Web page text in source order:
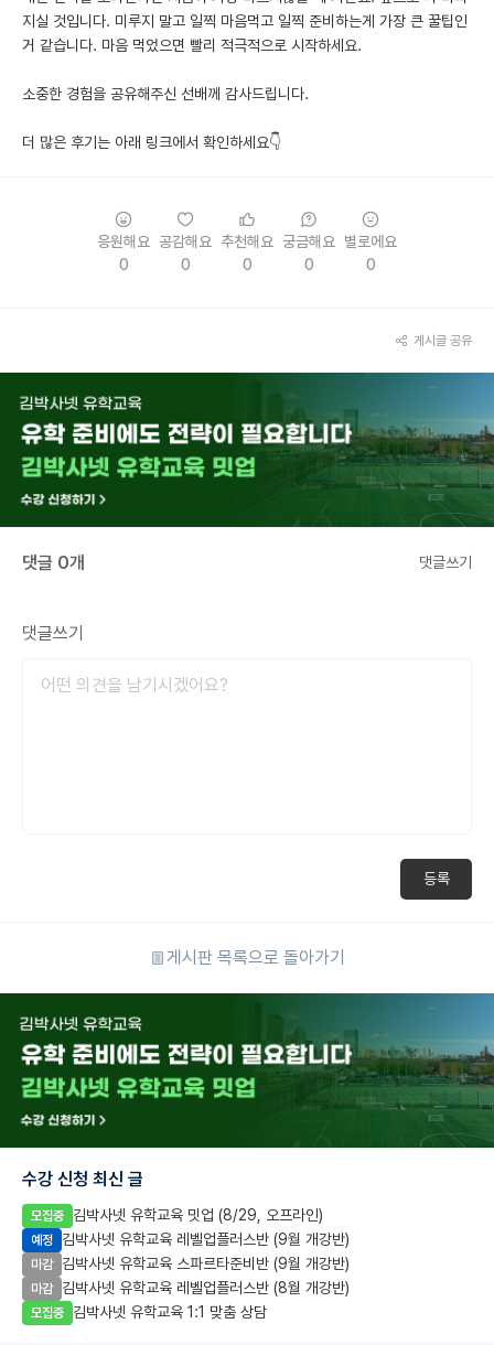
지실 것입니다. 미루지 말고 일찍 마음먹고 일찍 준비하는게 가장 큰 꿀팁인
거 같습니다. 마음 먹었으면 빨리 적극적으로 시작하세요.
소중한 경험을 공유해주신 선배께 감사드립니다.
더 많은 후기는 아래 링크에서 확인하세요👇
응원해요
0
공감해요
0
추천해요
0
궁금해요
0
별로에요
0
게시글 공유
댓글 0개 댓글쓰기
댓글쓰기
등록
게시판 목록으로 돌아가기
수강 신청 최신 글
모집중 김박사넷 유학교육 밋업 (8/29, 오프라인)
예정 김박사넷 유학교육 레벨업플러스반 (9월 개강반)
마감 김박사넷 유학교육 스파르타준비반 (9월 개강반)
마감 김박사넷 유학교육 레벨업플러스반 (8월 개강반)
모집중 김박사넷 유학교육 1:1 맞춤 상담